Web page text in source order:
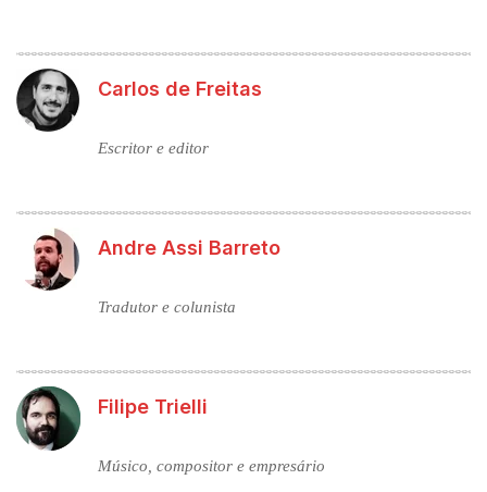
Carlos de Freitas
Escritor e editor
Andre Assi Barreto
Tradutor e colunista
Filipe Trielli
Músico, compositor e empresário